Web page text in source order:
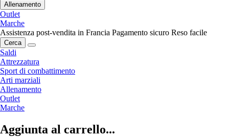
Allenamento
Outlet
Marche
Assistenza post-vendita in Francia Pagamento sicuro Reso facile
Cerca
Saldi
Attrezzatura
Sport di combattimento
Arti marziali
Allenamento
Outlet
Marche
Aggiunta al carrello...